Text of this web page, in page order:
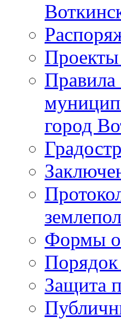
Проекты
Правила
город
Формы
Защита